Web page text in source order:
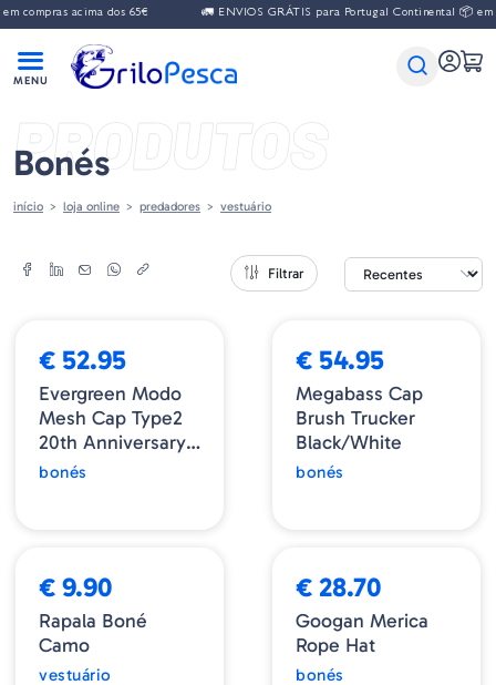
compras acima dos 65€ 🚛 ENVIOS GRÁTIS para Portugal Continental 📦 em
PRODUTOS
Bonés
início loja online predadores vestuário
Filtrar
€ 52.95
Evergreen Modo
Mesh Cap Type2
20th Anniversary -
Beige Brown
bonés
€ 54.95
Megabass Cap
Brush Trucker
Black/White
bonés
€ 9.90
Rapala Boné
Camo
vestuário
€ 28.70
Googan Merica
Rope Hat
bonés